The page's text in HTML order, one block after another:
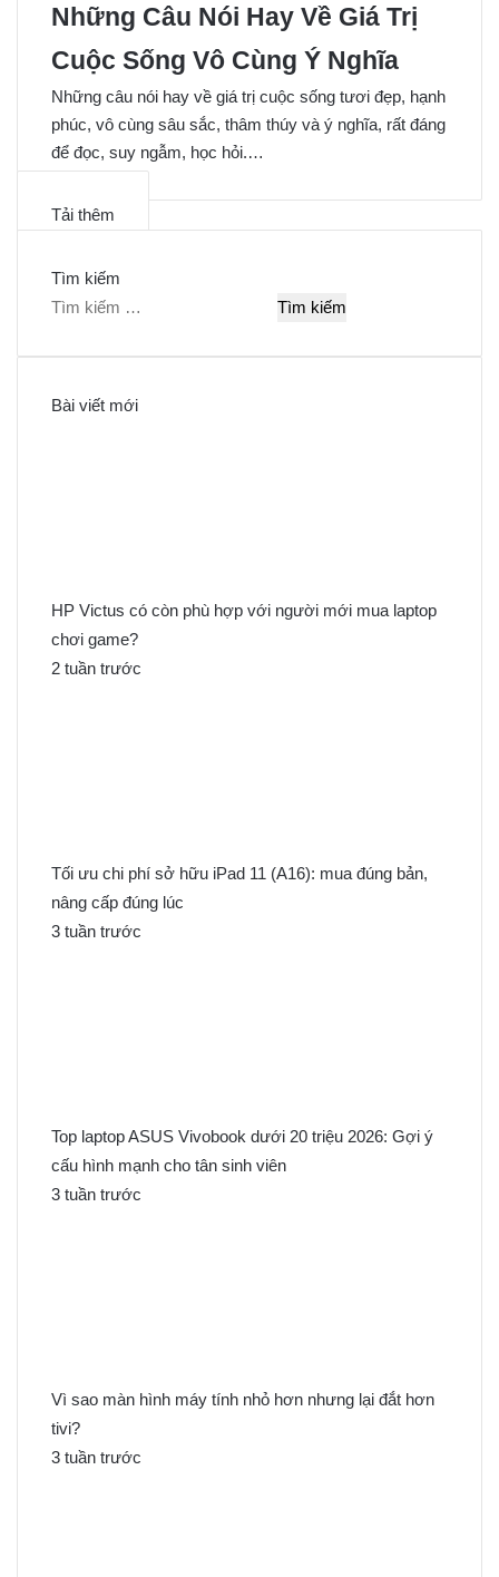
Những Câu Nói Hay Về Giá Trị
Cuộc Sống Vô Cùng Ý Nghĩa
Những câu nói hay về giá trị cuộc sống tươi đẹp, hạnh
phúc, vô cùng sâu sắc, thâm thúy và ý nghĩa, rất đáng
để đọc, suy ngẫm, học hỏi.…
Tải thêm
Tìm kiếm
T
Bài viết mới
HP Victus có còn phù hợp với người mới mua laptop
chơi game?
2 tuần trước
Tối ưu chi phí sở hữu iPad 11 (A16): mua đúng bản,
nâng cấp đúng lúc
3 tuần trước
Top laptop ASUS Vivobook dưới 20 triệu 2026: Gợi ý
cấu hình mạnh cho tân sinh viên
3 tuần trước
Vì sao màn hình máy tính nhỏ hơn nhưng lại đắt hơn
tivi?
3 tuần trước